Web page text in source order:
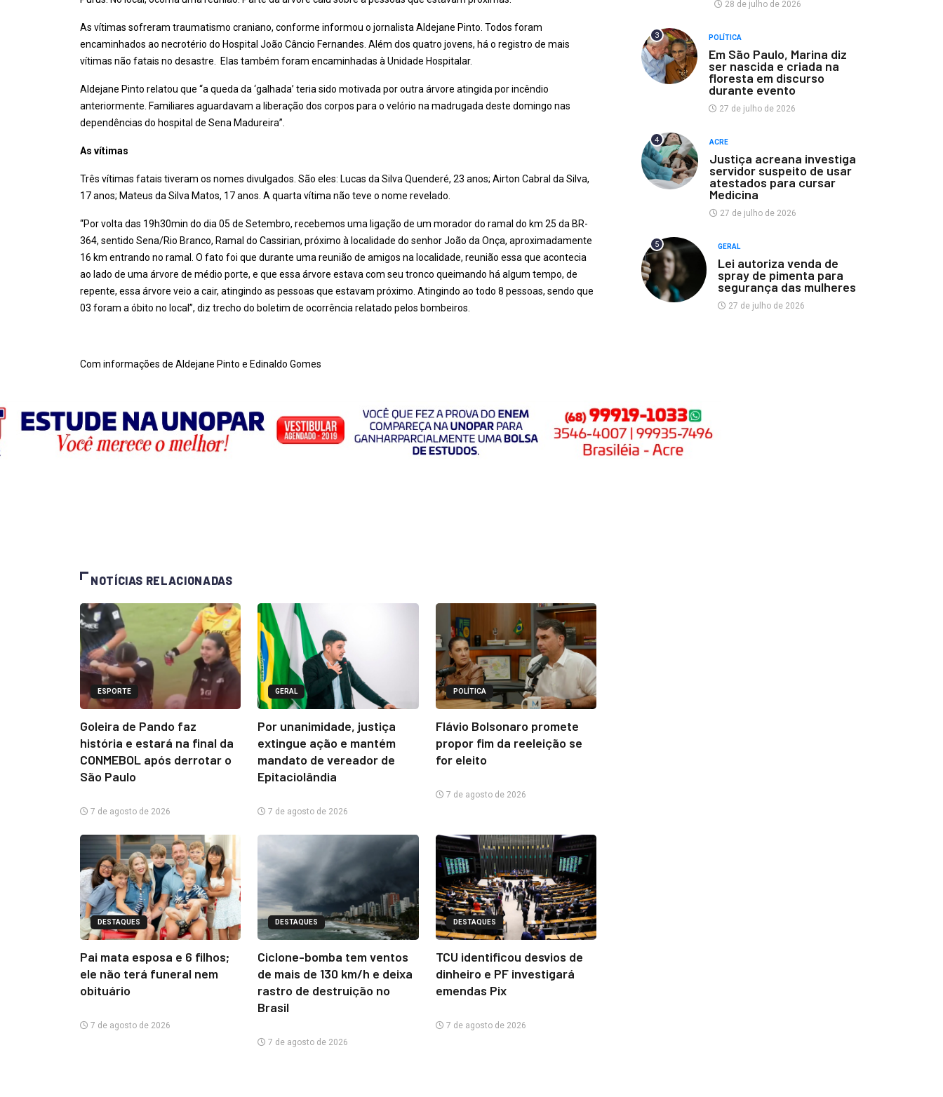
As vítimas sofreram traumatismo craniano, conforme informou o jornalista Aldejane Pinto. Todos foram
encaminhados ao necrotério do Hospital João Câncio Fernandes. Além dos quatro jovens, há o registro de mais
vítimas não fatais no desastre. Elas também foram encaminhadas à Unidade Hospitalar.
Aldejane Pinto relatou que “a queda da ‘galhada’ teria sido motivada por outra árvore atingida por incêndio
anteriormente. Familiares aguardavam a liberação dos corpos para o velório na madrugada deste domingo nas
dependências do hospital de Sena Madureira”.
As vítimas
Três vítimas fatais tiveram os nomes divulgados. São eles: Lucas da Silva Quenderé, 23 anos; Airton Cabral da Silva,
17 anos; Mateus da Silva Matos, 17 anos. A quarta vítima não teve o nome revelado.
“Por volta das 19h30min do dia 05 de Setembro, recebemos uma ligação de um morador do ramal do km 25 da BR-
364, sentido Sena/Rio Branco, Ramal do Cassirian, próximo à localidade do senhor João da Onça, aproximadamente
16 km entrando no ramal. O fato foi que durante uma reunião de amigos na localidade, reunião essa que acontecia
ao lado de uma árvore de médio porte, e que essa árvore estava com seu tronco queimando há algum tempo, de
repente, essa árvore veio a cair, atingindo as pessoas que estavam próximo. Atingindo ao todo 8 pessoas, sendo que
03 foram a óbito no local”, diz trecho do boletim de ocorrência relatado pelos bombeiros.
Com informações de Aldejane Pinto e Edinaldo Gomes
NOTÍCIAS RELACIONADAS
ESPORTE
Goleira de Pando faz
história e estará na final da
CONMEBOL após derrotar o
São Paulo
7 de agosto de 2026
GERAL
Por unanimidade, justiça
extingue ação e mantém
mandato de vereador de
Epitaciolândia
7 de agosto de 2026
POLÍTICA
Flávio Bolsonaro promete
propor fim da reeleição se
for eleito
7 de agosto de 2026
DESTAQUES
Pai mata esposa e 6 filhos;
ele não terá funeral nem
obituário
7 de agosto de 2026
DESTAQUES
Ciclone-bomba tem ventos
de mais de 130 km/h e deixa
rastro de destruição no
Brasil
7 de agosto de 2026
DESTAQUES
TCU identificou desvios de
dinheiro e PF investigará
emendas Pix
7 de agosto de 2026
28 de julho de 2026
3 POLÍTICA
Em São Paulo, Marina diz
ser nascida e criada na
floresta em discurso
durante evento
27 de julho de 2026
4 ACRE
Justiça acreana investiga
servidor suspeito de usar
atestados para cursar
Medicina
27 de julho de 2026
5 GERAL
Lei autoriza venda de
spray de pimenta para
segurança das mulheres
27 de julho de 2026